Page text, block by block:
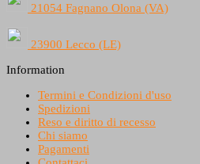
21054 Fagnano Olona (VA)
23900 Lecco (LE)
Information
Termini e Condizioni d'uso
Spedizioni
Reso e diritto di recesso
Chi siamo
Pagamenti